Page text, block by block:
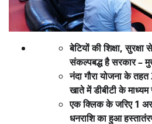
बेटियों की शिक्षा,
संकल्पबद्ध है सरकार –
नंदा गौरा योजना के
खाते में डीबीटी के माध्यम
एक क्लिक के जरिए 1
धनराशि का हुआ